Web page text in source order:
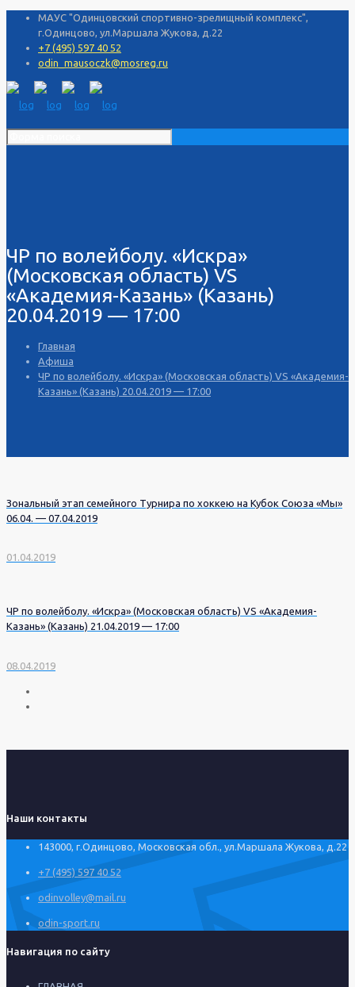
МАУС "Одинцовский спортивно-зрелищный комплекс",
г.Одинцово, ул.Маршала Жукова, д.22
+7 (495) 597 40 52
odin_mausoczk@mosreg.ru
ЧР по волейболу. «Искра»
(Московская область) VS
«Академия-Казань» (Казань)
20.04.2019 — 17:00
Главная
Афиша
ЧР по волейболу. «Искра» (Московская область) VS «Академия-
Казань» (Казань) 20.04.2019 — 17:00
Зональный этап семейного Турнира по хоккею на Кубок Союза «Мы»
06.04. — 07.04.2019
01.04.2019
ЧР по волейболу. «Искра» (Московская область) VS «Академия-
Казань» (Казань) 21.04.2019 — 17:00
08.04.2019
Наши контакты
143000, г.Одинцово, Московская обл., ул.Маршала Жукова, д.22
+7 (495) 597 40 52
odinvolley@mail.ru
odin-sport.ru
Навигация по сайту